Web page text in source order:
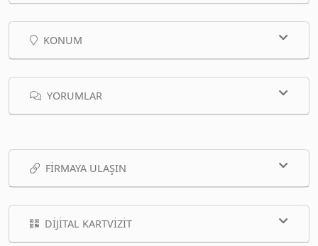
KONUM
YORUMLAR
FIRMAYA ULAŞIN
DIJITAL KARTVIZIT